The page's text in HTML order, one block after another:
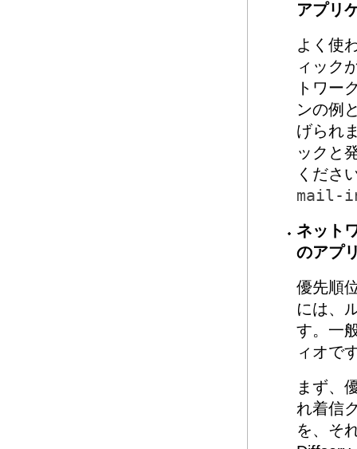
アプリ
よく使
ィック
トワー
ンの例
げられ
ックと
くださ
mail-
ネット
のアプ
優先順
には、
す。一
ィオで
まず、
れ着信
を、そ